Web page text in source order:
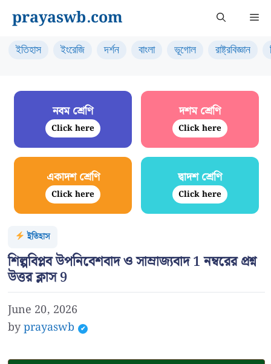
content
prayaswb.com
ইতিহাস ইংরেজি দর্শন বাংলা ভূগোল রাষ্ট্রবিজ্ঞান
নবম শ্রেণি
Click here
দশম শ্রেণি
Click here
একাদশ শ্রেণি
Click here
দ্বাদশ শ্রেণি
Click here
ইতিহাস
শিল্পবিপ্লব উপনিবেশবাদ ও সাম্রাজ্যবাদ 1 নম্বরের প্রশ্ন
উত্তর ক্লাস 9
June 20, 2026
byprayaswb